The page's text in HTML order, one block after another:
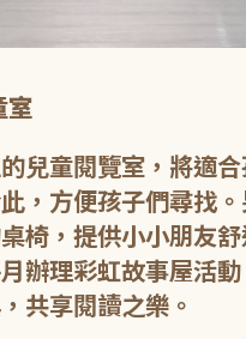
室
兒童閱覽室，將適
，方便孩子們尋找
椅，提供小小朋友
辦理彩虹故事屋活
共享閱讀之樂。